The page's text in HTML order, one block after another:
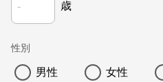
歳
性別
男性 女性